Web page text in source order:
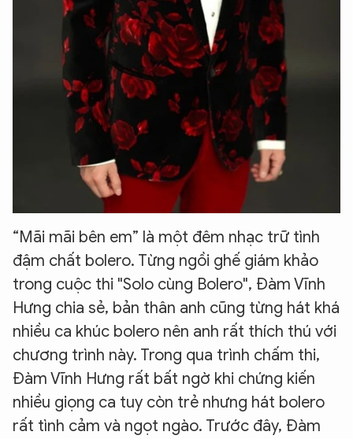
“Mãi mãi bên em” là một đêm nhạc trữ tình
đậm chất bolero. Từng ngồi ghế giám khảo
trong cuộc thi "Solo cùng Bolero", Đàm Vĩnh
Hưng chia sẻ, bản thân anh cũng từng hát khá
nhiều ca khúc bolero nên anh rất thích thú với
chương trình này. Trong qua trình chấm thi,
Đàm Vĩnh Hưng rất bất ngờ khi chứng kiến
nhiều giọng ca tuy còn trẻ nhưng hát bolero
rất tình cảm và ngọt ngào. Trước đây, Đàm